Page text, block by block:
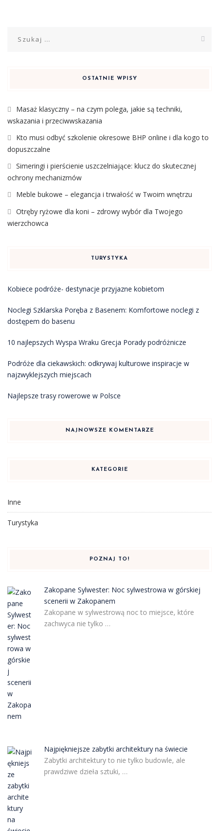
OSTATNIE WPISY
Masaż klasyczny – na czym polega, jakie są techniki,
wskazania i przeciwwskazania
Kto musi odbyć szkolenie okresowe BHP online i dla kogo to
dopuszczalne
Simeringi i pierścienie uszczelniające: klucz do skutecznej
ochrony mechanizmów
Meble bukowe – elegancja i trwałość w Twoim wnętrzu
Otręby ryżowe dla koni – zdrowy wybór dla Twojego
wierzchowca
TURYSTYKA
Kobiece podróże- destynacje przyjazne kobietom
Noclegi Szklarska Poręba z Basenem: Komfortowe noclegi z
dostępem do basenu
10 najlepszych Wyspa Wraku Grecja Porady podróżnicze
Podróże dla ciekawskich: odkrywaj kulturowe inspiracje w
najzwyklejszych miejscach
Najlepsze trasy rowerowe w Polsce
NAJNOWSZE KOMENTARZE
KATEGORIE
Inne
Turystyka
POZNAJ TO!
Zakopane Sylwester: Noc sylwestrowa w górskiej
scenerii w Zakopanem
Zakopane w sylwestrową noc to miejsce, które
zachwyca nie tylko …
Najpiękniejsze zabytki architektury na świecie
Zabytki architektury to nie tylko budowle, ale
prawdziwe dzieła sztuki, …